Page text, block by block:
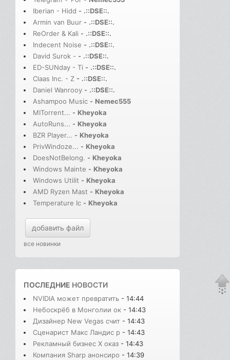
Iberian - Hidd - .::DSE::.
Armin van Buur - .::DSE::.
ReOrder & Kali - .::DSE::.
Indecent Noise - .::DSE::.
David Surok - - .::DSE::.
ED-SUNday - Ti - .::DSE::.
Claas Inc. - Z - .::DSE::.
Daniel Wanrooy - .::DSE::.
Ashampoo Music - Nemec555
MITorrent... - Kheyoka
AutoRuns... - Kheyoka
BZR Player... - Kheyoka
PrivWindoze... - Kheyoka
DoesNotBelong. - Kheyoka
Windows Mainte - Kheyoka
Windows Utilit - Kheyoka
AMD Ryzen Mast - Kheyoka
Temperature Ic - Kheyoka
добавить файл
все новинки
ПОСЛЕДНИЕ НОВОСТИ
NVIDIA может превратить - 14:44
Небоскрёб в Монголии ок - 14:43
Дизайнер New Vegas счит - 14:43
Сценарист Макс Ландис р - 14:43
Рекламный бизнес X оказ - 14:43
Компания Sharp анонсиро - 14:39